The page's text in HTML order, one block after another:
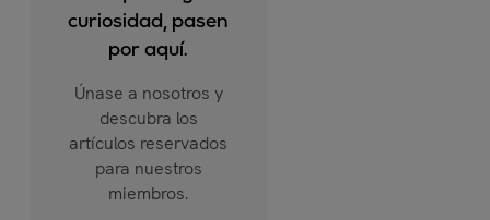
curiosidad, pasen
por aquí.
Únase a nosotros y
descubra los
artículos reservados
para nuestros
miembros.